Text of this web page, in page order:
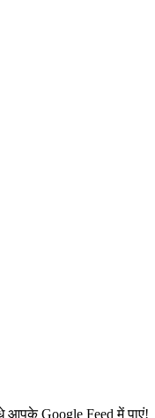
आपके Google Feed में पाएं!